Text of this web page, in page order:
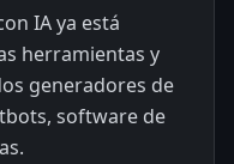
IA ya está
herramientas y
generadores de
software de